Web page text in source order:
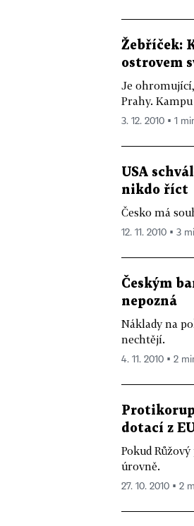
Žebříček:
ostrovem
Je
Prahy.
3. 12. 2010 ▪ 1
USA
nikdo říct
Česko má
12. 11. 2010 ▪ 3
Českým
nepozná
Náklady na
nechtějí.
4. 11. 2010 ▪ 2
dotací z EU
Pokud
úrovně.
27. 10. 2010 ▪ 2